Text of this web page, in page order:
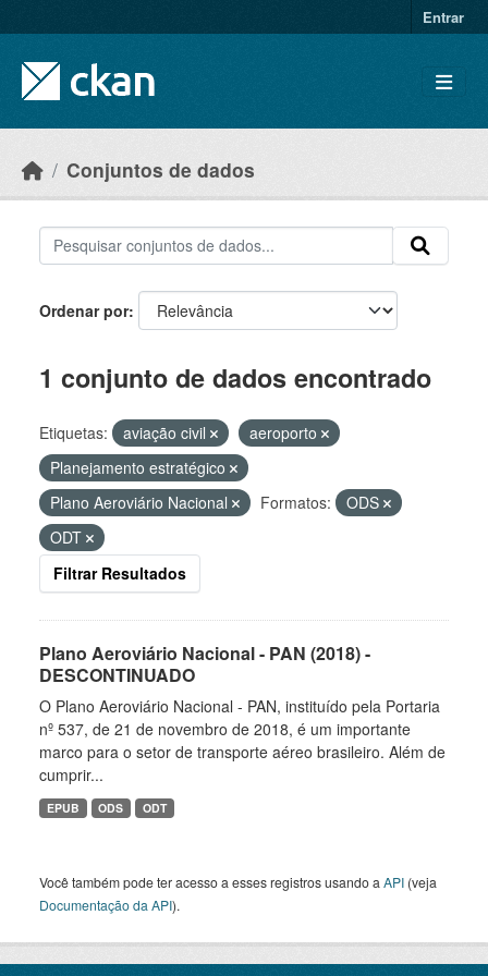
Entrar
Conjuntos de dados
Ordenar por
1 conjunto de dados encontrado
Etiquetas: aviação civil
aeroporto
Planejamento estratégico
Plano Aeroviário Nacional
Formatos:
ODS
ODT
Filtrar Resultados
Plano Aeroviário Nacional - PAN (2018) -
DESCONTINUADO
O Plano Aeroviário Nacional - PAN, instituído pela Portaria
nº 537, de 21 de novembro de 2018, é um importante
marco para o setor de transporte aéreo brasileiro. Além de
cumprir...
EPUB ODS ODT
Você também pode ter acesso a esses registros usando a API (veja
Documentação da API).